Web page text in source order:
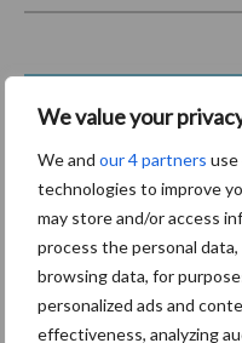
We value your
We and our 4 partners use
technologies to improve
may store and/or access
process the personal
browsing data, for
personalized ads and
effectiveness, analyzing
Bedrijfsnieuws